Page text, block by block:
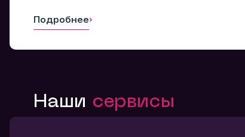
Подробнее
Наши сервисы